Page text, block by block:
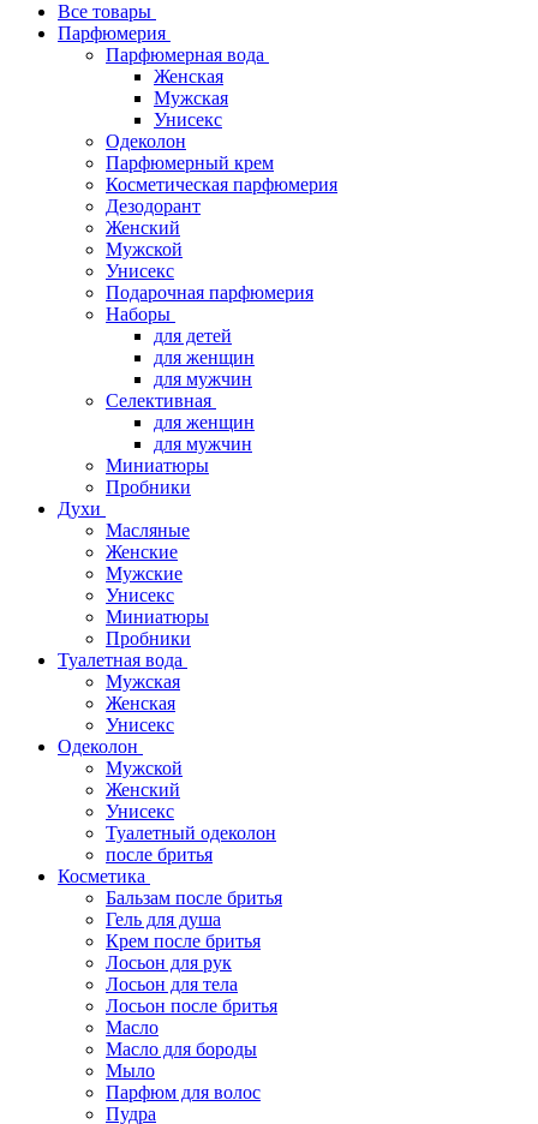
Все товары
Парфюмерия
Парфюмерная вода
Женская
Мужская
Унисекс
Одеколон
Парфюмерный крем
Косметическая парфюмерия
Дезодорант
Женский
Мужской
Унисекс
Подарочная парфюмерия
Наборы
для детей
для женщин
для мужчин
Селективная
для женщин
для мужчин
Миниатюры
Пробники
Духи
Масляные
Женские
Мужские
Унисекс
Миниатюры
Пробники
Туалетная вода
Мужская
Женская
Унисекс
Одеколон
Мужской
Женский
Унисекс
Туалетный одеколон
после бритья
Косметика
Бальзам после бритья
Гель для душа
Крем после бритья
Лосьон для рук
Лосьон для тела
Лосьон после бритья
Масло
Масло для бороды
Мыло
Парфюм для волос
Пудра